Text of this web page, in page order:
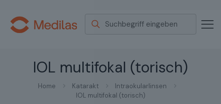
IOL multifokal (torisch)
Home Katarakt
Intraokularlinsen
IOL multifokal (torisch)